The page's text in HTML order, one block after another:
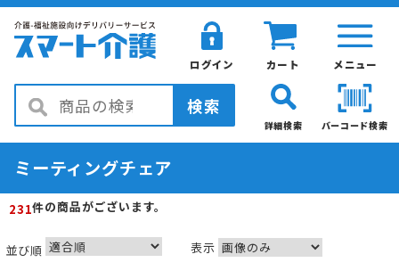
メニュー
カート
ログイン
検索
バーコード検索
詳細検索
ミーティングチェア
231件の商品がございます。
並び順 表示